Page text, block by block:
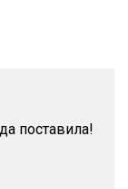
поставила!